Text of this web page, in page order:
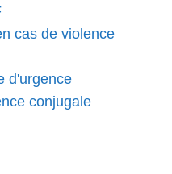
cas de violence
d'urgence
conjugale